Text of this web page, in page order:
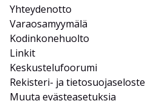
Yhteydenotto
Varaosamyymälä
Kodinkonehuolto
Linkit
Keskustelufoorumi
Rekisteri- ja tietosuojaseloste
Muuta evästeasetuksia